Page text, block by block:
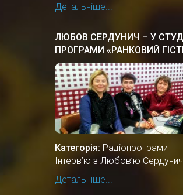
Детальніше...
ЛЮБОВ СЕРДУНИЧ – У
ПРОГРАМИ «РАНКОВИЙ
Категорія: Радіопрограми
Інтерв’ю з Любов’ю Сердунич.
Детальніше...